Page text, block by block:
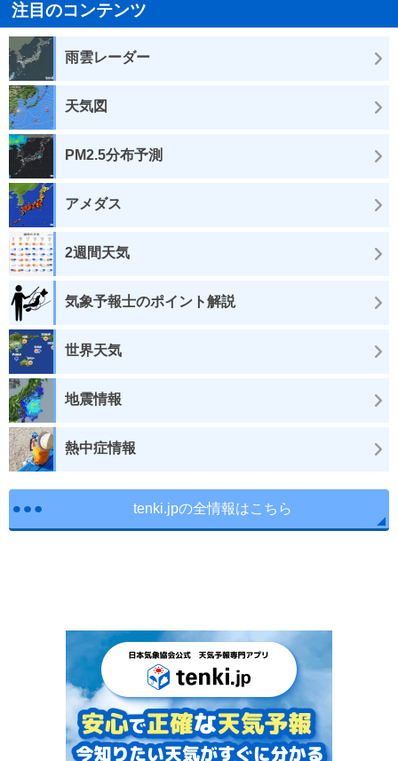
注目のコンテンツ
雨雲レーダー
天気図
PM2.5分布予測
アメダス
2週間天気
気象予報士のポイント解説
世界天気
地震情報
熱中症情報
tenki.jpの全情報はこちら